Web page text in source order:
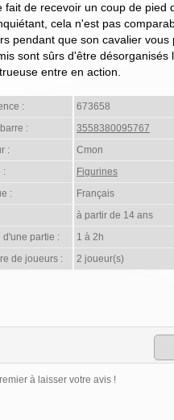
fait de recevoir un coup de pied
cela n'est pas
pendant que son cavalier
sont sûrs d'être
entre en action.
:
673658
:
3558380095767
:
Cmon
:
Figurines
:
Français
à partir de 14 ans
d'une partie :
1 à 2h
de joueurs :
2 joueur(s)
à laisser votre avis !